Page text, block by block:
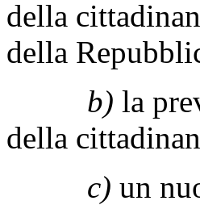
della
della
b) la
della
c) un